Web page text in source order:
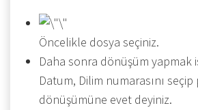
Öncelikle dosya seçiniz.
Daha sonra dönüşüm yapmak
Datum, Dilim numarasını seçip
dönüşümüne evet deyiniz.